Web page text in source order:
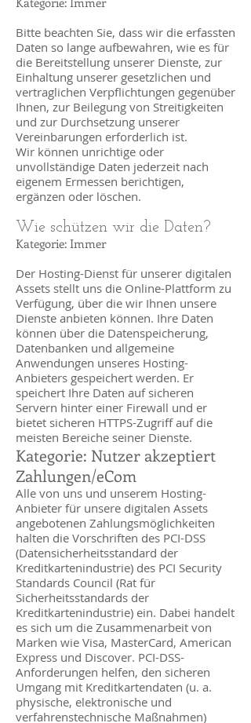
Bitte beachten Sie, dass wir die erfassten
Daten so lange aufbewahren, wie es für
die Bereitstellung unserer Dienste, zur
Einhaltung unserer gesetzlichen und
vertraglichen Verpflichtungen gegenüber
Ihnen, zur Beilegung von Streitigkeiten
und zur Durchsetzung unserer
Vereinbarungen erforderlich ist.
Wir können unrichtige oder
unvollständige Daten jederzeit nach
eigenem Ermessen berichtigen,
ergänzen oder löschen.
Wie schützen wir die Daten?
Kategorie: Immer
Der Hosting-Dienst für unserer digitalen
Assets stellt uns die Online-Plattform zu
Verfügung, über die wir Ihnen unsere
Dienste anbieten können. Ihre Daten
können über die Datenspeicherung,
Datenbanken und allgemeine
Anwendungen unseres Hosting-
Anbieters gespeichert werden. Er
speichert Ihre Daten auf sicheren
Servern hinter einer Firewall und er
bietet sicheren HTTPS-Zugriff auf die
meisten Bereiche seiner Dienste.
Kategorie: Nutzer akzeptiert
Zahlungen/eCom
Alle von uns und unserem Hosting-
Anbieter für unsere digitalen Assets
angebotenen Zahlungsmöglichkeiten
halten die Vorschriften des PCI-DSS
(Datensicherheitsstandard der
Kreditkartenindustrie) des PCI Security
Standards Council (Rat für
Sicherheitsstandards der
Kreditkartenindustrie) ein. Dabei handelt
es sich um die Zusammenarbeit von
Marken wie Visa, MasterCard, American
Express und Discover. PCI-DSS-
Anforderungen helfen, den sicheren
Umgang mit Kreditkartendaten (u. a.
physische, elektronische und
verfahrenstechnische Maßnahmen)